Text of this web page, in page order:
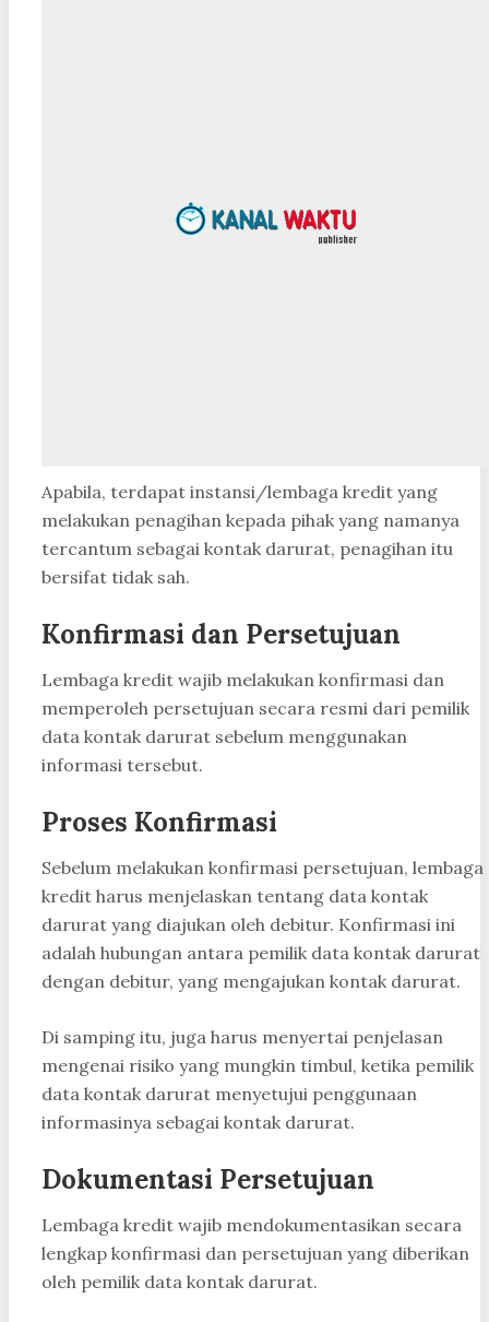
Apabila, terdapat instansi/lembaga kredit yang
melakukan penagihan kepada pihak yang namanya
tercantum sebagai kontak darurat, penagihan itu
bersifat tidak sah.
Konfirmasi dan Persetujuan
Lembaga kredit wajib melakukan konfirmasi dan
memperoleh persetujuan secara resmi dari pemilik
data kontak darurat sebelum menggunakan
informasi tersebut.
Proses Konfirmasi
Sebelum melakukan konfirmasi persetujuan, lembaga
kredit harus menjelaskan tentang data kontak
darurat yang diajukan oleh debitur. Konfirmasi ini
adalah hubungan antara pemilik data kontak darurat
dengan debitur, yang mengajukan kontak darurat.
Di samping itu, juga harus menyertai penjelasan
mengenai risiko yang mungkin timbul, ketika pemilik
data kontak darurat menyetujui penggunaan
informasinya sebagai kontak darurat.
Dokumentasi Persetujuan
Lembaga kredit wajib mendokumentasikan secara
lengkap konfirmasi dan persetujuan yang diberikan
oleh pemilik data kontak darurat.